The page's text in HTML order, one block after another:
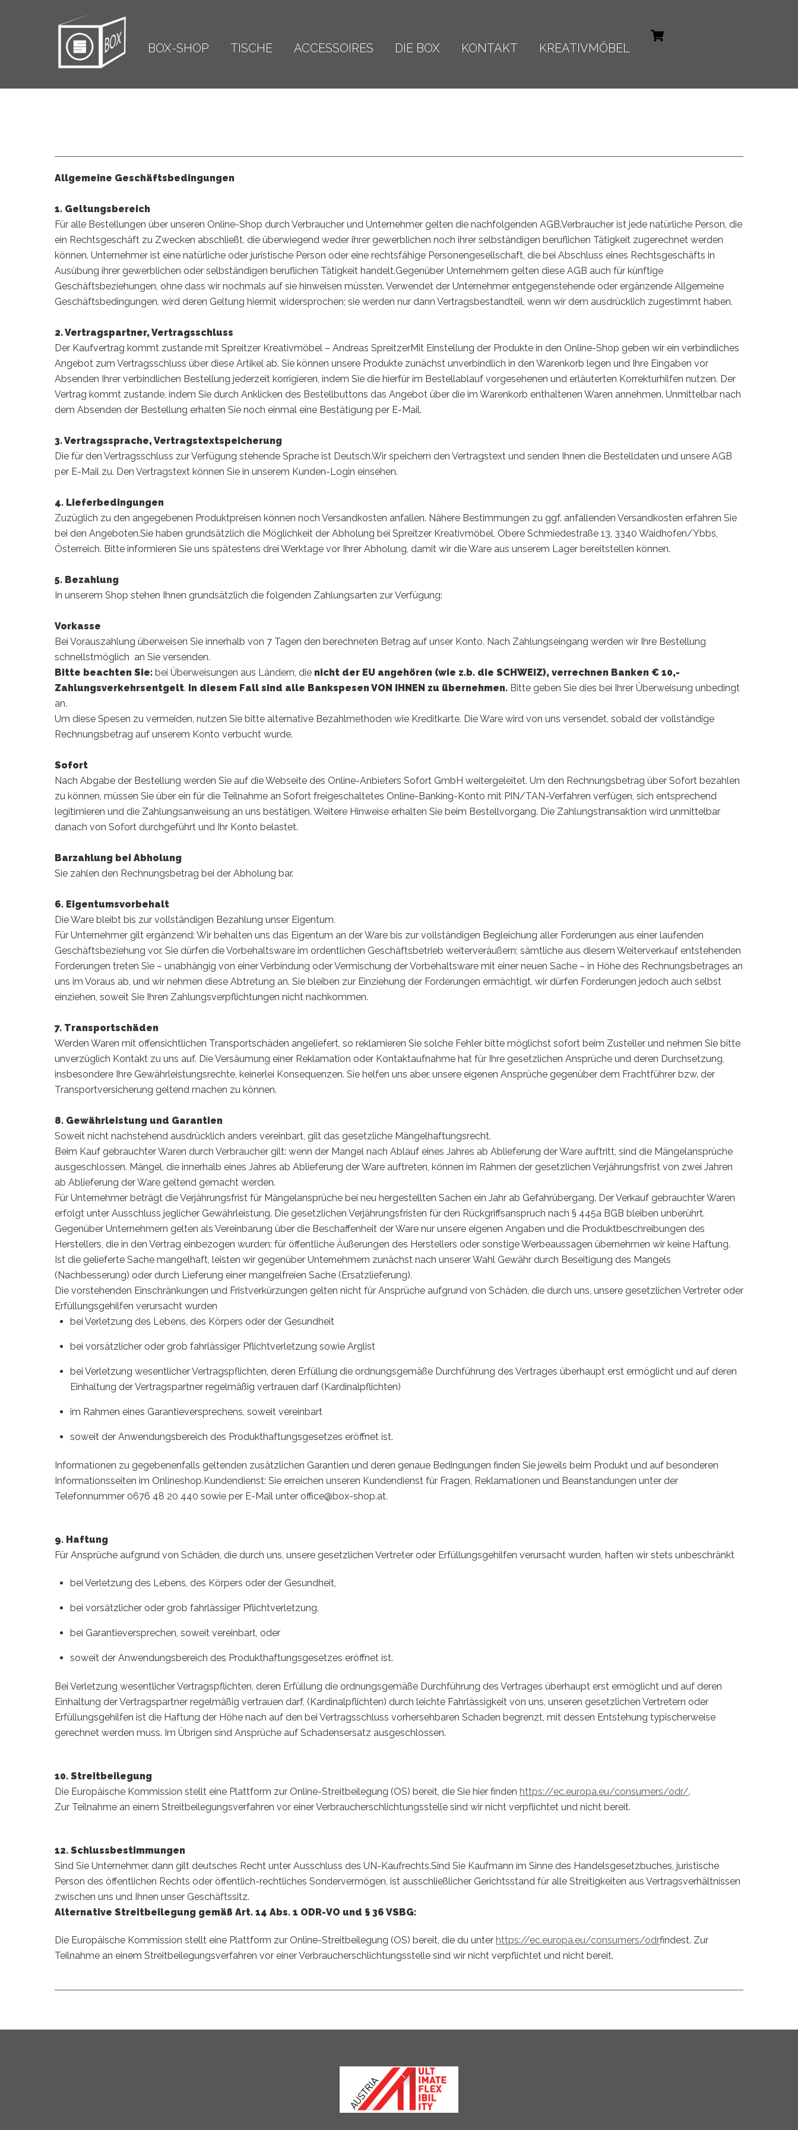
BOX-SHOP TISCHE ACCESSOIRES DIE BOX KONTAKT KREATIVMÖBEL
Allgemeine Geschäftsbedingungen
1. Geltungsbereich
Für alle Bestellungen über unseren Online-Shop durch Verbraucher und Unternehmer gelten die nachfolgenden AGB.Verbraucher ist jede natürliche Person, die
ein Rechtsgeschäft zu Zwecken abschließt, die überwiegend weder ihrer gewerblichen noch ihrer selbständigen beruflichen Tätigkeit zugerechnet werden
können. Unternehmer ist eine natürliche oder juristische Person oder eine rechtsfähige Personengesellschaft, die bei Abschluss eines Rechtsgeschäfts in
Ausübung ihrer gewerblichen oder selbständigen beruflichen Tätigkeit handelt.Gegenüber Unternehmern gelten diese AGB auch für künftige
Geschäftsbeziehungen, ohne dass wir nochmals auf sie hinweisen müssten. Verwendet der Unternehmer entgegenstehende oder ergänzende Allgemeine
Geschäftsbedingungen, wird deren Geltung hiermit widersprochen; sie werden nur dann Vertragsbestandteil, wenn wir dem ausdrücklich zugestimmt haben.
2. Vertragspartner, Vertragsschluss
Der Kaufvertrag kommt zustande mit Spreitzer Kreativmöbel – Andreas SpreitzerMit Einstellung der Produkte in den Online-Shop geben wir ein verbindliches
Angebot zum Vertragsschluss über diese Artikel ab. Sie können unsere Produkte zunächst unverbindlich in den Warenkorb legen und Ihre Eingaben vor
Absenden Ihrer verbindlichen Bestellung jederzeit korrigieren, indem Sie die hierfür im Bestellablauf vorgesehenen und erläuterten Korrekturhilfen nutzen. Der
Vertrag kommt zustande, indem Sie durch Anklicken des Bestellbuttons das Angebot über die im Warenkorb enthaltenen Waren annehmen. Unmittelbar nach
dem Absenden der Bestellung erhalten Sie noch einmal eine Bestätigung per E-Mail.
3. Vertragssprache, Vertragstextspeicherung
Die für den Vertragsschluss zur Verfügung stehende Sprache ist Deutsch.Wir speichern den Vertragstext und senden Ihnen die Bestelldaten und unsere AGB
per E-Mail zu. Den Vertragstext können Sie in unserem Kunden-Login einsehen.
4. Lieferbedingungen
Zuzüglich zu den angegebenen Produktpreisen können noch Versandkosten anfallen. Nähere Bestimmungen zu ggf. anfallenden Versandkosten erfahren Sie
bei den Angeboten.Sie haben grundsätzlich die Möglichkeit der Abholung bei Spreitzer Kreativmöbel, Obere Schmiedestraße 13, 3340 Waidhofen/Ybbs,
Österreich. Bitte informieren Sie uns spätestens drei Werktage vor Ihrer Abholung, damit wir die Ware aus unserem Lager bereitstellen können.
5. Bezahlung
In unserem Shop stehen Ihnen grundsätzlich die folgenden Zahlungsarten zur Verfügung:
Vorkasse
Bei Vorauszahlung überweisen Sie innerhalb von 7 Tagen den berechneten Betrag auf unser Konto. Nach Zahlungseingang werden wir Ihre Bestellung
schnellstmöglich an Sie versenden.
Bitte beachten Sie: bei Überweisungen aus Ländern, die nicht der EU angehören (wie z.b. die SCHWEIZ), verrechnen Banken € 10,-
Zahlungsverkehrsentgelt. In diesem Fall sind alle Bankspesen VON IHNEN zu übernehmen. Bitte geben Sie dies bei Ihrer Überweisung unbedingt
an.
Um diese Spesen zu vermeiden, nutzen Sie bitte alternative Bezahlmethoden wie Kreditkarte. Die Ware wird von uns versendet, sobald der vollständige
Rechnungsbetrag auf unserem Konto verbucht wurde.
Sofort
Nach Abgabe der Bestellung werden Sie auf die Webseite des Online-Anbieters Sofort GmbH weitergeleitet. Um den Rechnungsbetrag über Sofort bezahlen
zu können, müssen Sie über ein für die Teilnahme an Sofort freigeschaltetes Online-Banking-Konto mit PIN/TAN-Verfahren verfügen, sich entsprechend
legitimieren und die Zahlungsanweisung an uns bestätigen. Weitere Hinweise erhalten Sie beim Bestellvorgang. Die Zahlungstransaktion wird unmittelbar
danach von Sofort durchgeführt und Ihr Konto belastet.
Barzahlung bei Abholung
Sie zahlen den Rechnungsbetrag bei der Abholung bar.
6. Eigentumsvorbehalt
Die Ware bleibt bis zur vollständigen Bezahlung unser Eigentum.
Für Unternehmer gilt ergänzend: Wir behalten uns das Eigentum an der Ware bis zur vollständigen Begleichung aller Forderungen aus einer laufenden
Geschäftsbeziehung vor. Sie dürfen die Vorbehaltsware im ordentlichen Geschäftsbetrieb weiterveräußern; sämtliche aus diesem Weiterverkauf entstehenden
Forderungen treten Sie – unabhängig von einer Verbindung oder Vermischung der Vorbehaltsware mit einer neuen Sache – in Höhe des Rechnungsbetrages an
uns im Voraus ab, und wir nehmen diese Abtretung an. Sie bleiben zur Einziehung der Forderungen ermächtigt, wir dürfen Forderungen jedoch auch selbst
einziehen, soweit Sie Ihren Zahlungsverpflichtungen nicht nachkommen.
7. Transportschäden
Werden Waren mit offensichtlichen Transportschäden angeliefert, so reklamieren Sie solche Fehler bitte möglichst sofort beim Zusteller und nehmen Sie bitte
unverzüglich Kontakt zu uns auf. Die Versäumung einer Reklamation oder Kontaktaufnahme hat für Ihre gesetzlichen Ansprüche und deren Durchsetzung,
insbesondere Ihre Gewährleistungsrechte, keinerlei Konsequenzen. Sie helfen uns aber, unsere eigenen Ansprüche gegenüber dem Frachtführer bzw. der
Transportversicherung geltend machen zu können.
8. Gewährleistung und Garantien
Soweit nicht nachstehend ausdrücklich anders vereinbart, gilt das gesetzliche Mängelhaftungsrecht.
Beim Kauf gebrauchter Waren durch Verbraucher gilt: wenn der Mangel nach Ablauf eines Jahres ab Ablieferung der Ware auftritt, sind die Mängelansprüche
ausgeschlossen. Mängel, die innerhalb eines Jahres ab Ablieferung der Ware auftreten, können im Rahmen der gesetzlichen Verjährungsfrist von zwei Jahren
ab Ablieferung der Ware geltend gemacht werden.
Für Unternehmer beträgt die Verjährungsfrist für Mängelansprüche bei neu hergestellten Sachen ein Jahr ab Gefahrübergang. Der Verkauf gebrauchter Waren
erfolgt unter Ausschluss jeglicher Gewährleistung. Die gesetzlichen Verjährungsfristen für den Rückgriffsanspruch nach § 445a BGB bleiben unberührt.
Gegenüber Unternehmern gelten als Vereinbarung über die Beschaffenheit der Ware nur unsere eigenen Angaben und die Produktbeschreibungen des
Herstellers, die in den Vertrag einbezogen wurden; für öffentliche Äußerungen des Herstellers oder sonstige Werbeaussagen übernehmen wir keine Haftung.
Ist die gelieferte Sache mangelhaft, leisten wir gegenüber Unternehmern zunächst nach unserer Wahl Gewähr durch Beseitigung des Mangels
(Nachbesserung) oder durch Lieferung einer mangelfreien Sache (Ersatzlieferung).
Die vorstehenden Einschränkungen und Fristverkürzungen gelten nicht für Ansprüche aufgrund von Schäden, die durch uns, unsere gesetzlichen Vertreter oder
Erfüllungsgehilfen verursacht wurden
bei Verletzung des Lebens, des Körpers oder der Gesundheit
bei vorsätzlicher oder grob fahrlässiger Pflichtverletzung sowie Arglist
bei Verletzung wesentlicher Vertragspflichten, deren Erfüllung die ordnungsgemäße Durchführung des Vertrages überhaupt erst ermöglicht und auf deren
Einhaltung der Vertragspartner regelmäßig vertrauen darf (Kardinalpflichten)
im Rahmen eines Garantieversprechens, soweit vereinbart
soweit der Anwendungsbereich des Produkthaftungsgesetzes eröffnet ist.
Informationen zu gegebenenfalls geltenden zusätzlichen Garantien und deren genaue Bedingungen finden Sie jeweils beim Produkt und auf besonderen
Informationsseiten im Onlineshop.Kundendienst: Sie erreichen unseren Kundendienst für Fragen, Reklamationen und Beanstandungen unter der
Telefonnummer 0676 48 20 440 sowie per E-Mail unter office@box-shop.at.
9. Haftung
Für Ansprüche aufgrund von Schäden, die durch uns, unsere gesetzlichen Vertreter oder Erfüllungsgehilfen verursacht wurden, haften wir stets unbeschränkt
bei Verletzung des Lebens, des Körpers oder der Gesundheit,
bei vorsätzlicher oder grob fahrlässiger Pflichtverletzung,
bei Garantieversprechen, soweit vereinbart, oder
soweit der Anwendungsbereich des Produkthaftungsgesetzes eröffnet ist.
Bei Verletzung wesentlicher Vertragspflichten, deren Erfüllung die ordnungsgemäße Durchführung des Vertrages überhaupt erst ermöglicht und auf deren
Einhaltung der Vertragspartner regelmäßig vertrauen darf, (Kardinalpflichten) durch leichte Fahrlässigkeit von uns, unseren gesetzlichen Vertretern oder
Erfüllungsgehilfen ist die Haftung der Höhe nach auf den bei Vertragsschluss vorhersehbaren Schaden begrenzt, mit dessen Entstehung typischerweise
gerechnet werden muss. Im Übrigen sind Ansprüche auf Schadensersatz ausgeschlossen.
10. Streitbeilegung
Die Europäische Kommission stellt eine Plattform zur Online-Streitbeilegung (OS) bereit, die Sie hier finden https://ec.europa.eu/consumers/odr/.
Zur Teilnahme an einem Streitbeilegungsverfahren vor einer Verbraucherschlichtungsstelle sind wir nicht verpflichtet und nicht bereit.
12. Schlussbestimmungen
Sind Sie Unternehmer, dann gilt deutsches Recht unter Ausschluss des UN-Kaufrechts.Sind Sie Kaufmann im Sinne des Handelsgesetzbuches, juristische
Person des öffentlichen Rechts oder öffentlich-rechtliches Sondervermögen, ist ausschließlicher Gerichtsstand für alle Streitigkeiten aus Vertragsverhältnissen
zwischen uns und Ihnen unser Geschäftssitz.
Alternative Streitbeilegung gemäß Art. 14 Abs. 1 ODR-VO und § 36 VSBG:
Die Europäische Kommission stellt eine Plattform zur Online-Streitbeilegung (OS) bereit, die du unter https://ec.europa.eu/consumers/odrfindest. Zur
Teilnahme an einem Streitbeilegungsverfahren vor einer Verbraucherschlichtungsstelle sind wir nicht verpflichtet und nicht bereit.
BACK
TO